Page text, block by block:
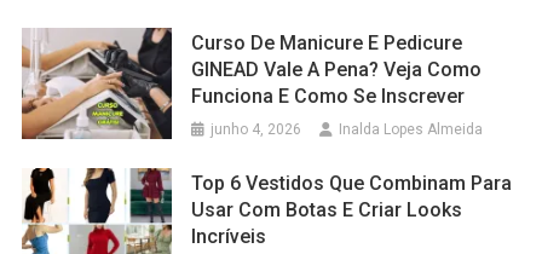
Curso De Manicure E Pedicure
GINEAD Vale A Pena? Veja Como
Funciona E Como Se Inscrever
junho 4, 2026 Inalda Lopes Almeida
Top 6 Vestidos Que Combinam Para
Usar Com Botas E Criar Looks
Incríveis